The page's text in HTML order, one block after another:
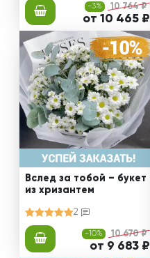
-3% 10 764 ₽
от 10 465 ₽
Вслед за тобой – букет
из хризантем
2
-10% 10 670 ₽
от 9 683 ₽